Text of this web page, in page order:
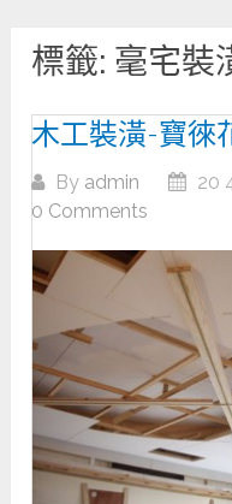
標籤: 毫宅裝
木工裝潢-寶徠
By admin 20
0 Comments